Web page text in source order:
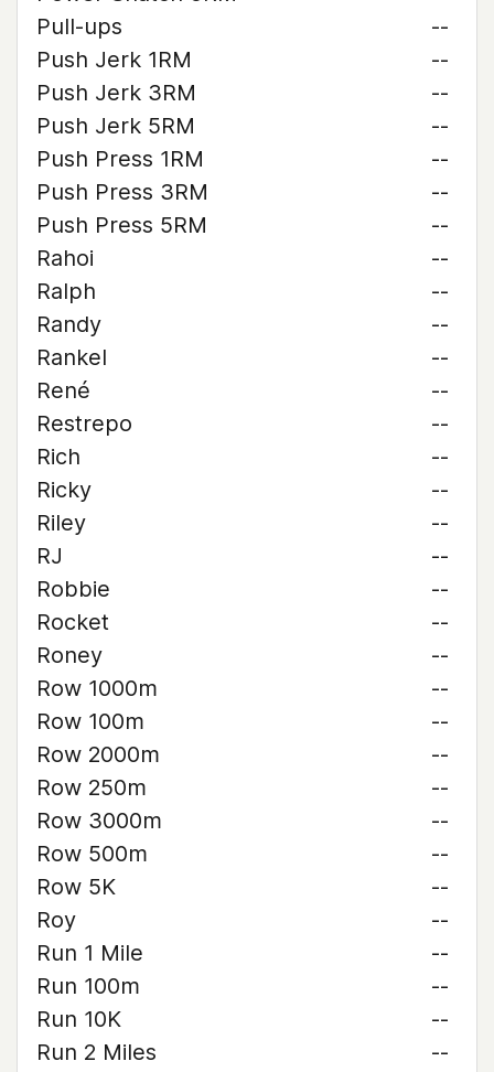
Pull-ups
--
Push Jerk 1RM
--
Push Jerk 3RM
--
Push Jerk 5RM
--
Push Press 1RM
--
Push Press 3RM
--
Push Press 5RM
--
Rahoi
--
Ralph
--
Randy
--
Rankel
--
René
--
Restrepo
--
Rich
--
Ricky
--
Riley
--
RJ
--
Robbie
--
Rocket
--
Roney
--
Row 1000m
--
Row 100m
--
Row 2000m
--
Row 250m
--
Row 3000m
--
Row 500m
--
Row 5K
--
Roy
--
Run 1 Mile
--
Run 100m
--
Run 10K
--
Run 2 Miles
--